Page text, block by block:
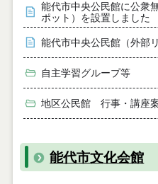
能代市中央公民館に公衆
ポット）を設置しました
能代市中央公民館（外部
自主学習グループ等
地区公民館 行事・講座
能代市文化会館